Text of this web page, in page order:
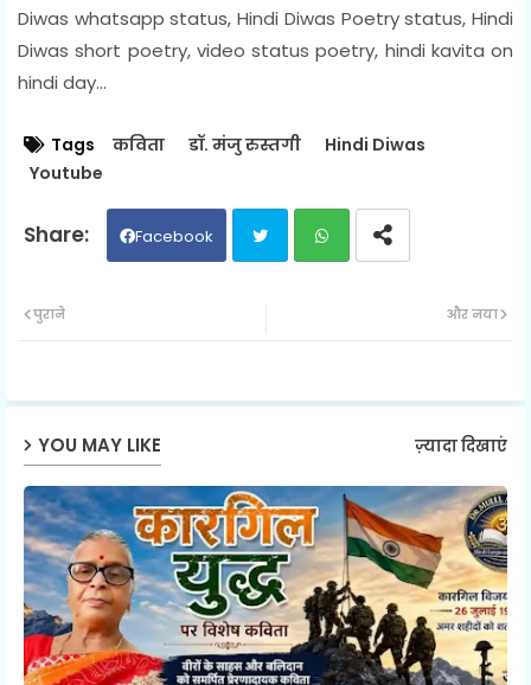
Diwas whatsapp status, Hindi Diwas Poetry status, Hindi
Diwas short poetry, video status poetry, hindi kavita on
hindi day...
Tags कविता डॉ. मंजु रुस्तगी
Hindi Diwas
Youtube
Facebook
ap
और नया
पुराने
YOU MAY LIKE ज़्यादा दिखाएं